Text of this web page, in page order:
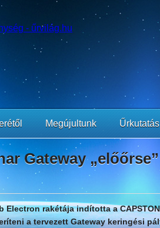
Megújultunk
Gateway „előőrse”
Electron rakétája indította a
a tervezett Gateway keringési